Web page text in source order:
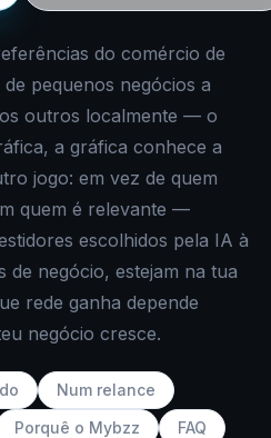
do comércio de
pequenos negócios a
outros localmente — o
a gráfica conhece a
jogo: em vez de quem
quem é relevante —
escolhidos pela IA à
de negócio, estejam na tua
rede ganha depende
negócio cresce.
Num relance
Porquê o Mybzz FAQ